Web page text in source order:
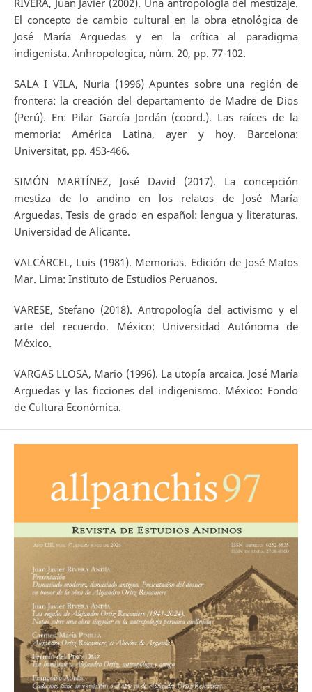
El concepto de cambio cultural en la obra etnológica de
José María Arguedas y en la crítica al paradigma
indigenista. Anhropologica, núm. 20, pp. 77-102.
SALA I VILA, Nuria (1996) Apuntes sobre una región de
frontera: la creación del departamento de Madre de Dios
(Perú). En: Pilar García Jordán (coord.). Las raíces de la
memoria: América Latina, ayer y hoy. Barcelona:
Universitat, pp. 453-466.
SIMÓN MARTÍNEZ, José David (2017). La concepción
mestiza de lo andino en los relatos de José María
Arguedas. Tesis de grado en español: lengua y literaturas.
Universidad de Alicante.
VALCÁRCEL, Luis (1981). Memorias. Edición de José Matos
Mar. Lima: Instituto de Estudios Peruanos.
VARESE, Stefano (2018). Antropología del activismo y el
arte del recuerdo. México: Universidad Autónoma de
México.
VARGAS LLOSA, Mario (1996). La utopía arcaica. José María
Arguedas y las ficciones del indigenismo. México: Fondo
de Cultura Económica.